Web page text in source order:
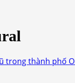
trong thành phố